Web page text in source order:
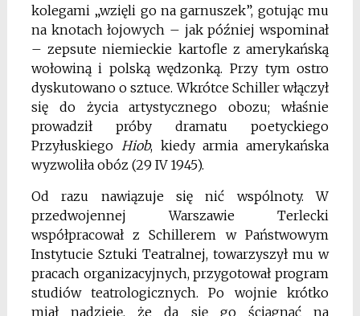
kolegami „wzięli go na garnuszek”, gotując mu
na knotach łojowych – jak później wspominał
– zepsute niemieckie kartofle z amerykańską
wołowiną i polską wędzonką. Przy tym ostro
dyskutowano o sztuce. Wkrótce Schiller włączył
się do życia artystycznego obozu; właśnie
prowadził próby dramatu poetyckiego
Przyłuskiego Hiob, kiedy armia amerykańska
wyzwoliła obóz (29 IV 1945).
Od razu nawiązuje się nić wspólnoty. W
przedwojennej Warszawie Terlecki
współpracował z Schillerem w Państwowym
Instytucie Sztuki Teatralnej, towarzyszył mu w
pracach organizacyjnych, przygotował program
studiów teatrologicznych. Po wojnie krótko
miał nadzieję, że da się go ściągnąć na